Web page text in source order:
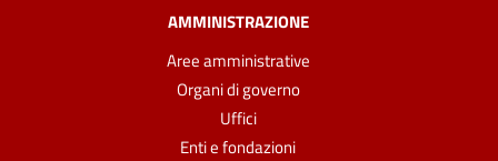
AMMINISTRAZIONE
Aree amministrative
Organi di governo
Uffici
Enti e fondazioni